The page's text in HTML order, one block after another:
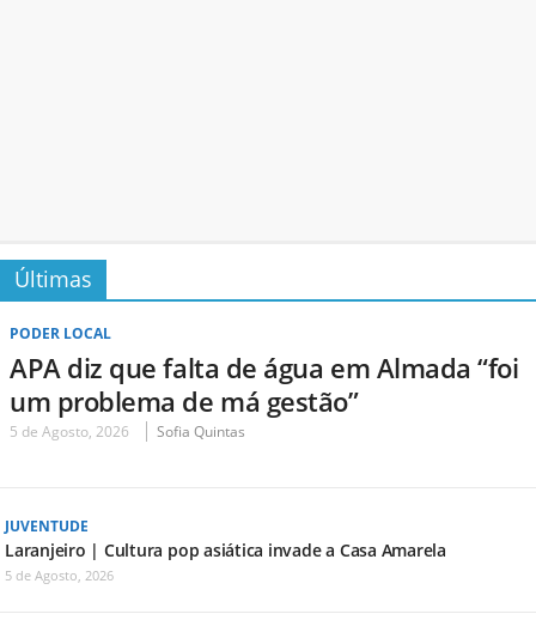
Últimas
PODER LOCAL
APA diz que falta de água em Almada “foi
um problema de má gestão”
5 de Agosto, 2026 Sofia Quintas
JUVENTUDE
Laranjeiro | Cultura pop asiática invade a Casa Amarela
5 de Agosto, 2026